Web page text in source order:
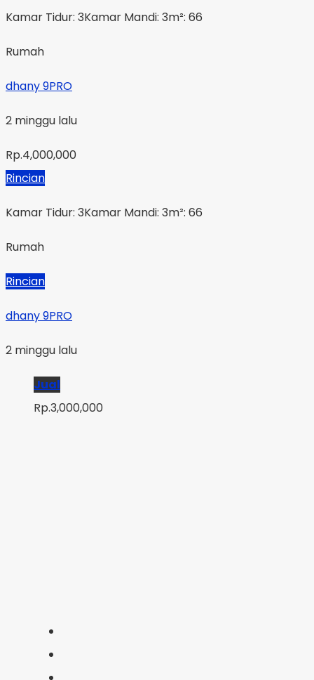
Kamar Tidur: 3Kamar Mandi: 3m²: 66
Rumah
dhany 9PRO
2 minggu lalu
Rp.4,000,000
Rincian
Kamar Tidur: 3Kamar Mandi: 3m²: 66
Rumah
Rincian
dhany 9PRO
2 minggu lalu
Jual
Rp.3,000,000